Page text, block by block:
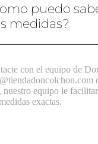
puedo
medidas?
con el equipo de
nuestro equipo le
exactas.